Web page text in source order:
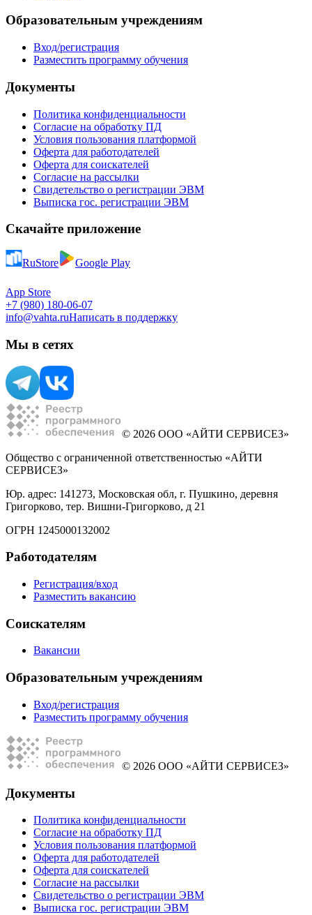
Образовательным учреждениям
Вход/регистрация
Разместить программу обучения
Документы
Политика конфиденциальности
Согласие на обработку ПД
Условия пользования платформой
Оферта для работодателей
Оферта для соискателей
Согласие на рассылки
Свидетельство о регистрации ЭВМ
Выписка гос. регистрации ЭВМ
Скачайте приложение
RuStore Google Play
App Store
+7 (980) 180-06-07
info@vahta.ruНаписать в поддержку
Мы в сетях
© 2026 ООО «АЙТИ СЕРВИСЕЗ»
Общество с ограниченной ответственностью «АЙТИ
СЕРВИСЕЗ»
Юр. адрес: 141273, Московская обл, г. Пушкино, деревня
Григорково, тер. Вишни-Григорково, д 21
ОГРН 1245000132002
Работодателям
Регистрация/вход
Разместить вакансию
Соискателям
Вакансии
Образовательным учреждениям
Вход/регистрация
Разместить программу обучения
© 2026 ООО «АЙТИ СЕРВИСЕЗ»
Документы
Политика конфиденциальности
Согласие на обработку ПД
Условия пользования платформой
Оферта для работодателей
Оферта для соискателей
Согласие на рассылки
Свидетельство о регистрации ЭВМ
Выписка гос. регистрации ЭВМ